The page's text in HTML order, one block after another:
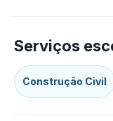
Serviços
Construção Civil